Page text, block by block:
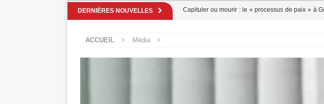
DERNIÈRES NOUVELLES Capituler ou mourir : le « processus de paix » à
ACCUEIL Média